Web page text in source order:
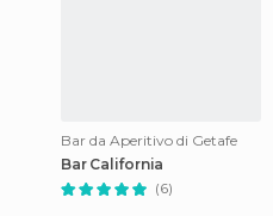
Bar da Aperitivo di Getafe
Bar California
(6)